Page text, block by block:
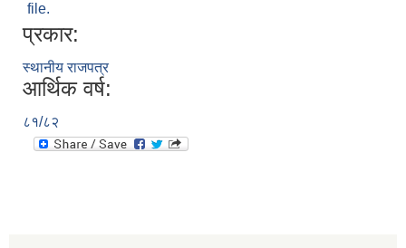
file.
प्रकार:
स्थानीय राजपत्र
आर्थिक वर्ष:
८१/८२